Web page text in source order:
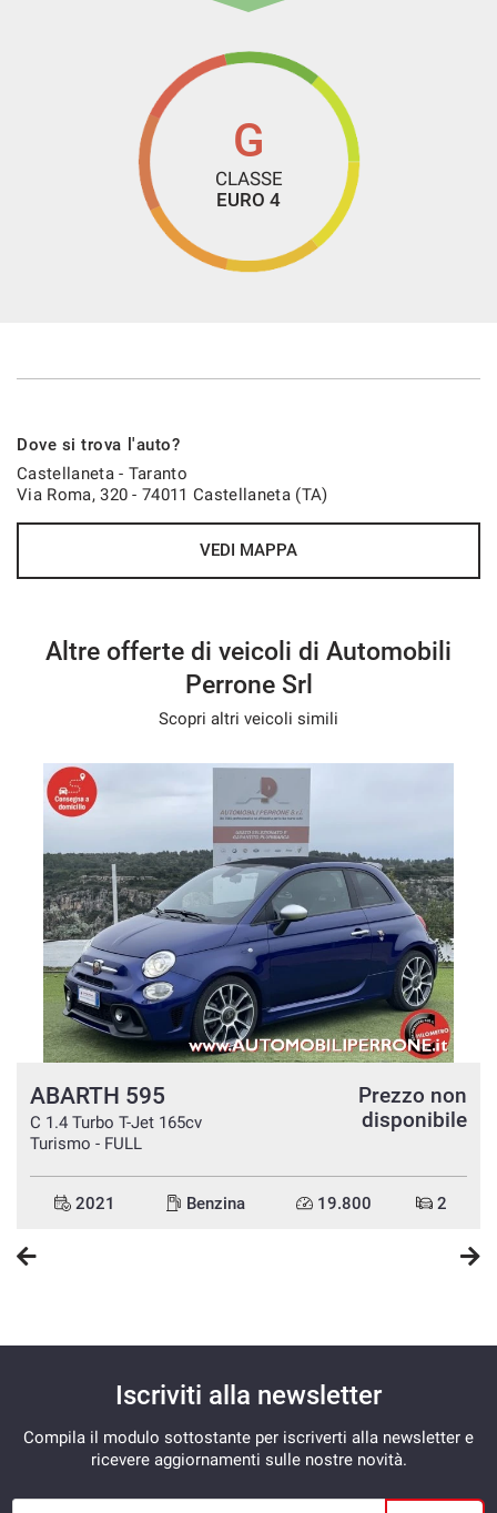
disposizione per fornirvi ulteriori informazioni e chiarimenti,
e per garantirvi la sicurezza di fare un ottimo acquisto.
Sarete i benvenuti!!
- We speak English
- Wir sprechen Deutsch
G
CLASSE
EURO 4
Dove si trova l'auto?
Castellaneta - Taranto
Via Roma, 320 - 74011 Castellaneta (TA)
VEDI MAPPA
Altre offerte di veicoli di Automobili
Perrone Srl
Scopri altri veicoli simili
ABARTH 595
C 1.4 Turbo T-Jet 165cv
Turismo - FULL
Prezzo non
disponibile
2021 Benzina 19.800 2
Iscriviti alla newsletter
Compila il modulo sottostante per iscriverti alla newsletter e
ricevere aggiornamenti sulle nostre novità.